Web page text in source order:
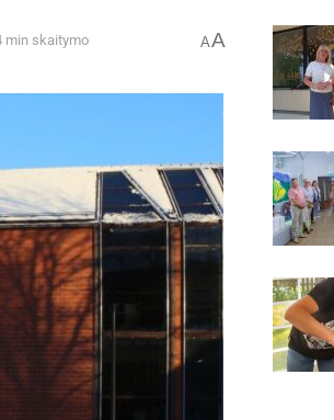
min skaitymo AA